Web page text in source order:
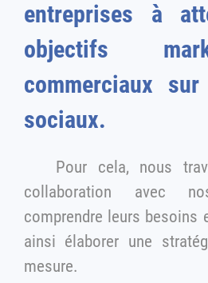
entreprises à atteindre leurs
objectifs
commerciaux
sociaux.
Pour cela, nous
collaboration avec nos clients pour
comprendre leurs besoins
ainsi élaborer une stratégie publicitaire sur
mesure.